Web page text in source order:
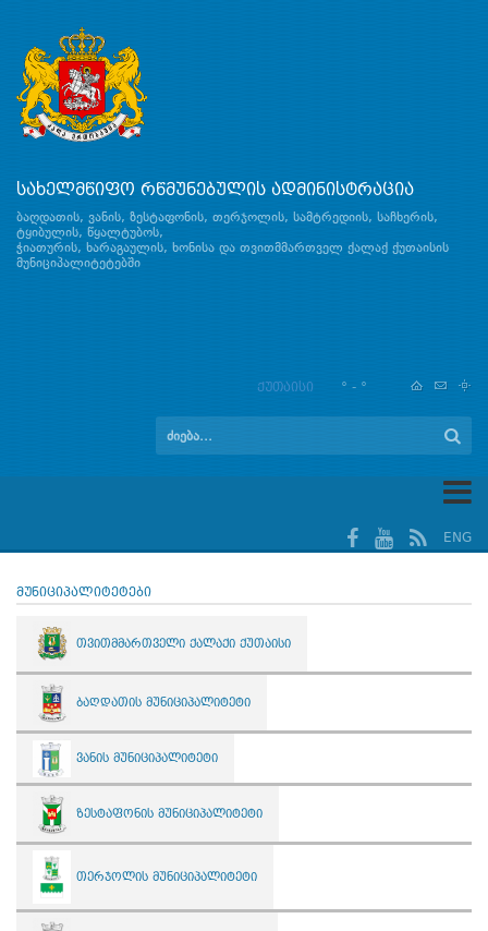
სახელმწიფო რწმუნებულის ადმინისტრაცია
ბაღდათის, ვანის, ზესტაფონის, თერჯოლის, სამტრედიის, საჩხერის,
ტყიბულის, წყალტუბოს,
ჭიათურის, ხარაგაულის, ხონისა და თვითმმართველ ქალაქ ქუთაისის
მუნიციპალიტეტებში
ქუთაისი ° - °
ENG
მუნიციპალიტეტები
თვითმმართველი ქალაქი ქუთაისი
ბაღდათის მუნიციპალიტეტი
ვანის მუნიციპალიტეტი
ზესტაფონის მუნიციპალიტეტი
თერჯოლის მუნიციპალიტეტი